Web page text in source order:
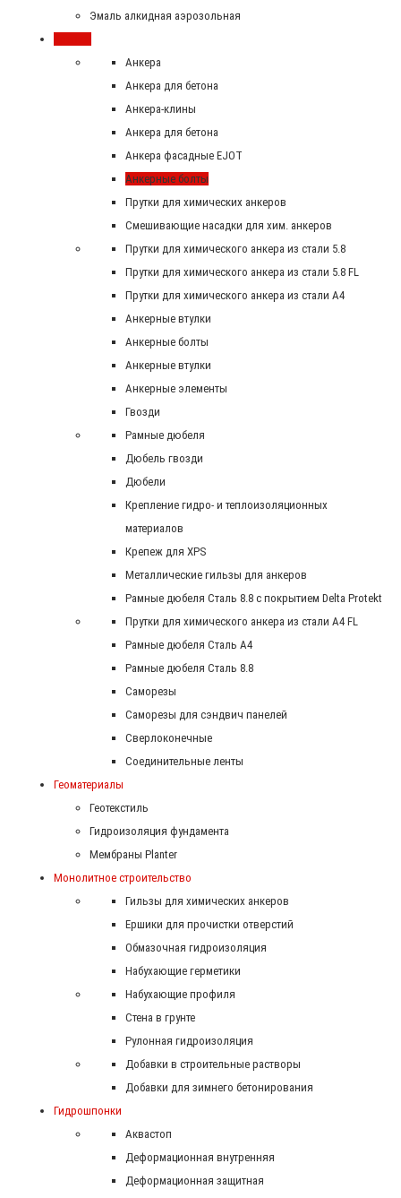
Эмаль алкидная аэрозольная
Анкера
Анкера для бетона
Анкера-клины
Анкера для бетона
Анкера фасадные EJOT
Анкерные болты
Прутки для химических анкеров
Смешивающие насадки для хим. анкеров
Прутки для химического анкера из стали 5.8
Прутки для химического анкера из стали 5.8 FL
Прутки для химического анкера из стали А4
Анкерные втулки
Анкерные болты
Анкерные втулки
Анкерные элементы
Гвозди
Рамные дюбеля
Дюбель гвозди
Дюбели
Крепление гидро- и теплоизоляционных
материалов
Крепеж для XPS
Металлические гильзы для анкеров
Рамные дюбеля Сталь 8.8 с покрытием Delta Protekt
Прутки для химического анкера из стали А4 FL
Рамные дюбеля Сталь A4
Рамные дюбеля Сталь 8.8
Саморезы
Саморезы для сэндвич панелей
Сверлоконечные
Соединительные ленты
Геоматериалы
Геотекстиль
Гидроизоляция фундамента
Мембраны Planter
Монолитное строительство
Гильзы для химических анкеров
Ершики для прочистки отверстий
Обмазочная гидроизоляция
Набухающие герметики
Набухающие профиля
Стена в грунте
Рулонная гидроизоляция
Добавки в строительные растворы
Добавки для зимнего бетонирования
Гидрошпонки
Аквастоп
Деформационная внутренняя
Деформационная защитная